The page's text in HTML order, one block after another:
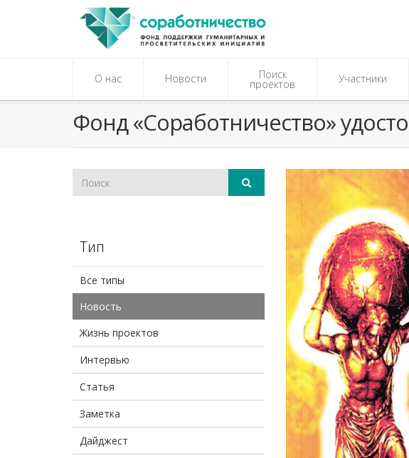
О нас Новости Поиск
проектов Участники
Фонд «Соработничество»
Тип
Все типы
Новость
Жизнь проектов
Интервью
Статья
Заметка
Дайджест